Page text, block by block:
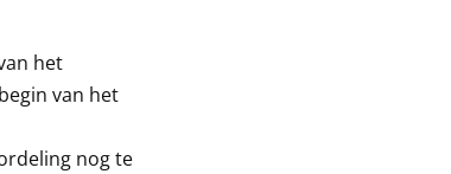
het
van het
nog te